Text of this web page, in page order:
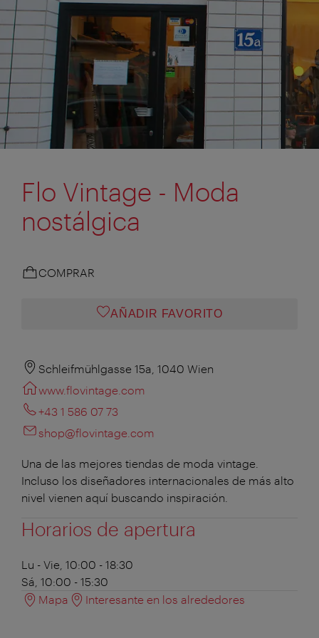
Flo Vintage - Moda
nostálgica
COMPRAR
AÑADIR FAVORITO
Schleifmühlgasse 15a, 1040 Wien
www.flovintage.com
+43 1 586 07 73
shop@flovintage.com
Una de las mejores tiendas de moda vintage.
Incluso los diseñadores internacionales de más alto
nivel vienen aquí buscando inspiración.
Horarios de apertura
Lu - Vie, 10:00 - 18:30
Sá, 10:00 - 15:30
Mapa
Interesante en los alrededores